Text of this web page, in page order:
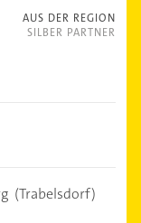
AUS DER REGION
SILBER PARTNER
(Trabelsdorf)